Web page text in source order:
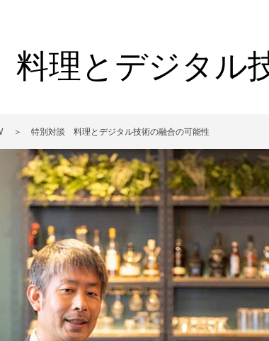
理とデジタル
特別対談 料理とデジタル技術の融合の可能性